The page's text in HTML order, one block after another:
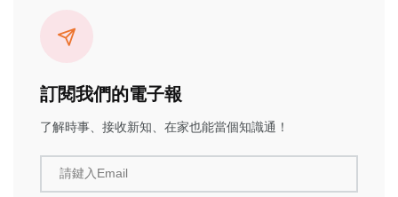
訂閱我們的電子報
了解時事、接收新知、在家也能當個知識通！
請鍵入Email